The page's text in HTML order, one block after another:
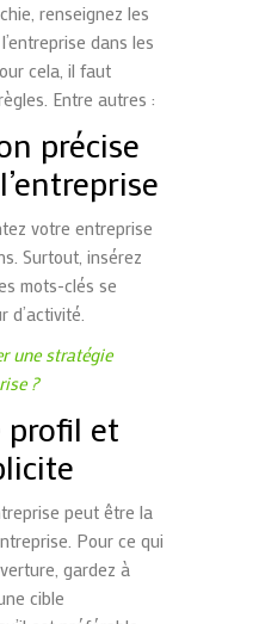
renseignez les
dans les
cela, il faut
Entre autres :
précise
votre entreprise
Surtout, insérez
mots-clés se
d’activité.
une stratégie
?
profil et
peut être la
Pour ce qui
gardez à
cible